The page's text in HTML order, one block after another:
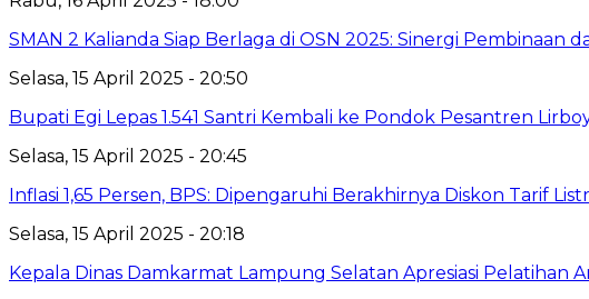
SMAN 2 Kalianda Siap Berlaga di OSN 2025: Sinergi Pembinaan
Selasa, 15 April 2025 - 20:50
Bupati Egi Lepas 1.541 Santri Kembali ke Pondok Pesantren
Selasa, 15 April 2025 - 20:45
Inflasi 1,65 Persen, BPS: Dipengaruhi Berakhirnya Diskon Tarif
Selasa, 15 April 2025 - 20:18
Kepala Dinas Damkarmat Lampung Selatan Apresiasi Pelatihan